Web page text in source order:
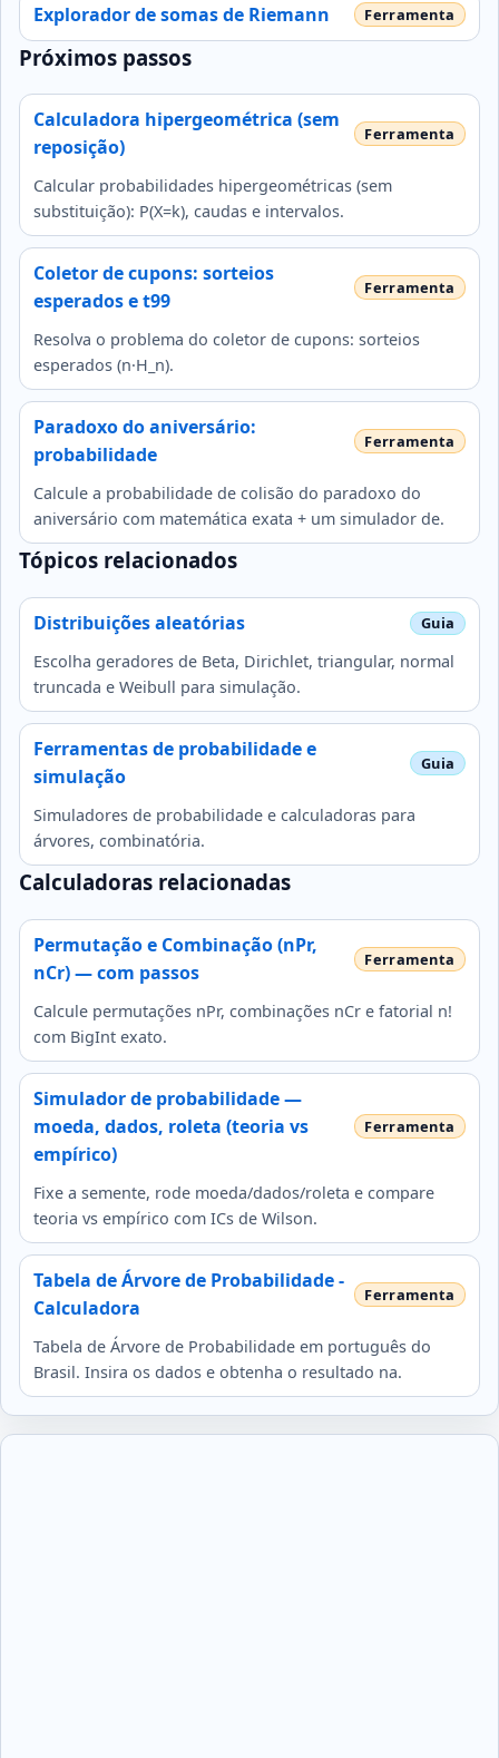
Explorador de somas de Riemann
Próximos passos
Calculadora hipergeométrica (sem
reposição)
Calcular probabilidades hipergeométricas (sem
substituição): P(X=k), caudas e intervalos.
Coletor de cupons: sorteios
esperados e t99
Resolva o problema do coletor de cupons: sorteios
esperados (n·H_n).
Paradoxo do aniversário:
probabilidade
Calcule a probabilidade de colisão do paradoxo do
aniversário com matemática exata + um simulador de.
Tópicos relacionados
Distribuições aleatórias
Escolha geradores de Beta, Dirichlet, triangular, normal
truncada e Weibull para simulação.
Ferramentas de probabilidade e
simulação
Simuladores de probabilidade e calculadoras para
árvores, combinatória.
Calculadoras relacionadas
Permutação e Combinação (nPr,
nCr) — com passos
Calcule permutações nPr, combinações nCr e fatorial n!
com BigInt exato.
Simulador de probabilidade —
moeda, dados, roleta (teoria vs
empírico)
Fixe a semente, rode moeda/dados/roleta e compare
teoria vs empírico com ICs de Wilson.
Tabela de Árvore de Probabilidade -
Calculadora
Tabela de Árvore de Probabilidade em português do
Brasil. Insira os dados e obtenha o resultado na.